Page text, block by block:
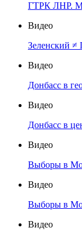
ГТРК ЛНР.
Видео
Зеленский ≠
Видео
Донбасс в
Видео
Донбасс в
Видео
Выборы в
Видео
Выборы в
Видео